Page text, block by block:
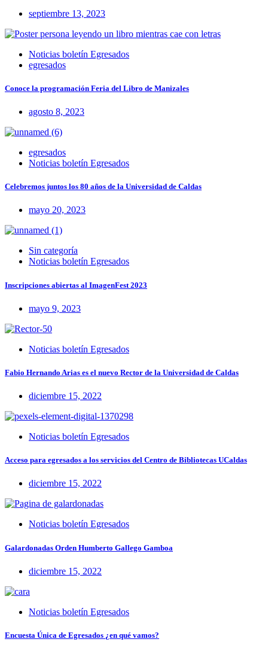
septiembre 13, 2023
Noticias boletín Egresados
egresados
Conoce la programación Feria del Libro de Manizales
agosto 8, 2023
egresados
Noticias boletín Egresados
Celebremos juntos los 80 años de la Universidad de Caldas
mayo 20, 2023
Sin categoría
Noticias boletín Egresados
Inscripciones abiertas al ImagenFest 2023
mayo 9, 2023
Noticias boletín Egresados
Fabio Hernando Arias es el nuevo Rector de la Universidad de Caldas
diciembre 15, 2022
Noticias boletín Egresados
Acceso para egresados a los servicios del Centro de Bibliotecas UCaldas
diciembre 15, 2022
Noticias boletín Egresados
Galardonadas Orden Humberto Gallego Gamboa
diciembre 15, 2022
Noticias boletín Egresados
Encuesta Única de Egresados ¿en qué vamos?